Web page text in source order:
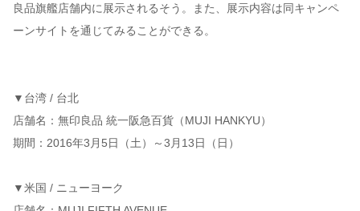
良品旗艦店舗内に展示されるそう。また、展示内容は同キャンペ
ーンサイトを通じてみることができる。
▼台湾 / 台北
店舗名：無印良品 統一阪急百貨（MUJI HANKYU）
期間：2016年3月5日（土）～3月13日（日）
▼米国 / ニューヨーク